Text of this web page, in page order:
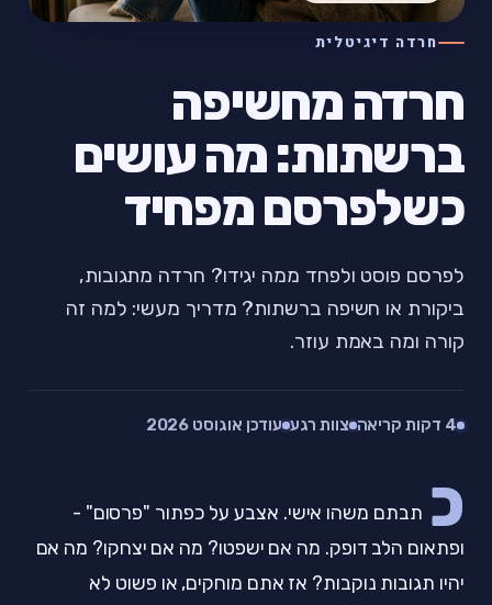
חרדה דיגיטלית
חרדה מחשיפה
ברשתות: מה עושים
כשלפרסם מפחיד
לפרסם פוסט ולפחד ממה יגידו? חרדה מתגובות,
ביקורת או חשיפה ברשתות? מדריך מעשי: למה זה
קורה ומה באמת עוזר.
4 דקות קריאה צוות רגע עודכן אוגוסט 2026
כ תבתם משהו אישי. אצבע על כפתור "פרסום" -
ופתאום הלב דופק. מה אם ישפטו? מה אם יצחקו? מה אם
יהיו תגובות נוקבות? אז אתם מוחקים, או פשוט לא